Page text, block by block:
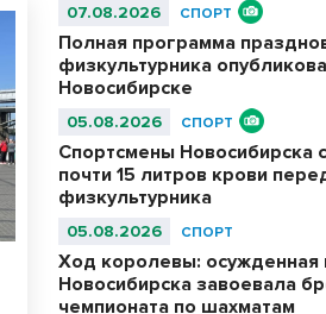
07.08.2026 СПОРТ
Полная программа
физкультурника
Новосибирске
05.08.2026 СПОРТ
Спортсмены Новосибирска
почти 15 литров крови
физкультурника
05.08.2026 СПОРТ
Ход королевы: осужденная
Новосибирска завоевала
чемпионата по шахматам